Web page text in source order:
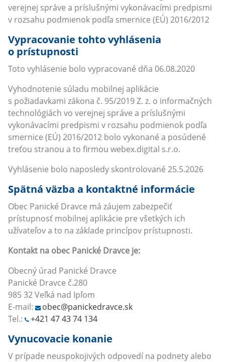
verejnej správe a príslušnými vykonávacími predpismi
v rozsahu podmienok podľa smernice (EÚ) 2016/2012
Vypracovanie tohto vyhlásenia
o prístupnosti
Toto vyhlásenie bolo vypracované dňa 06.08.2020
Vyhodnotenie súladu mobilnej aplikácie
s požiadavkami zákona č. 95/2019 Z. z. o informačných
technológiách vo verejnej správe a príslušnými
vykonávacími predpismi v rozsahu podmienok podľa
smernice (EÚ) 2016/2012 bolo vykonané a posúdené
treťou stranou a to firmou webex.digital s.r.o.
Vyhlásenie bolo naposledy skontrolované 25.5.2026
Spätná väzba a kontaktné informácie
Obec Panické Dravce má záujem zabezpečiť
prístupnosť mobilnej aplikácie pre všetkých ich
užívateľov a to na základe princípov prístupnosti.
Kontakt na obec Panické Dravce je:
Obecný úrad Panické Dravce
Panické Dravce č.280
985 32 Veľká nad Ipľom
E-mail:
obec@panickedravce.sk
Tel.:
+421 47 43 74 134
Vynucovacie konanie
V prípade neuspokojivých odpovedí na podnety alebo